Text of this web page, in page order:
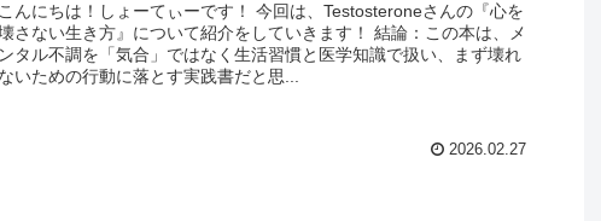
こんにちは！しょーてぃーです！ 今回は、Testosteroneさんの『心を
さない生き方』について紹介をしていきます！ 結論：この本は、メ
ンタル不調を「気合」ではなく生活習慣と医学知識で扱い、まず壊れ
ないための行動に落とす実践書だと思...
2026.02.27